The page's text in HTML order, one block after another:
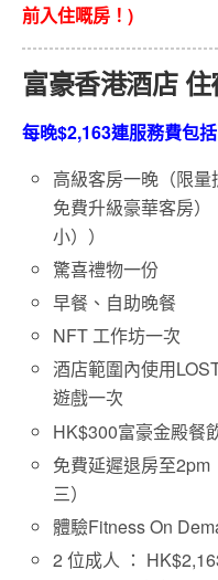
前入住嘅房！)
富豪香港酒店
每晚$2,163連服務費包括
高級客房一晚（限
免費升級豪華客房
小））
驚喜禮物一份
早餐、自助晚餐
NFT 工作坊一次
酒店範圍內使用
遊戲一次
HK$300富豪金殿餐
免費延遲退房至2pm
三）
體驗Fitness On
2 位成人 ：